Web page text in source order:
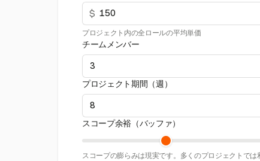
$
プロジェクト内の全ロールの平均単価
チームメンバー
プロジェクト期間（週）
スコープ余裕（バッファ）
スコープの膨らみは現実です。多くのプロジェクトで